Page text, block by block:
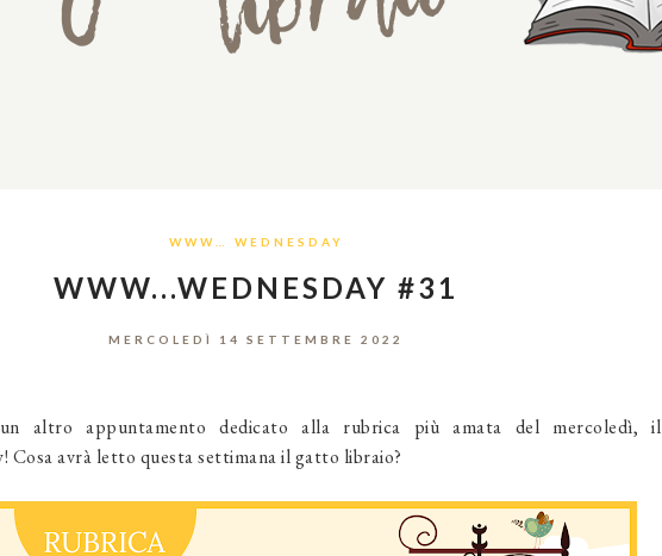
WWW… WEDNESDAY
WWW...WEDNESDAY #31
MERCOLEDÌ 14 SETTEMBRE 2022
altro appuntamento dedicato alla rubrica più amata del mercoledì, il
Cosa avrà letto questa settimana il gatto libraio?